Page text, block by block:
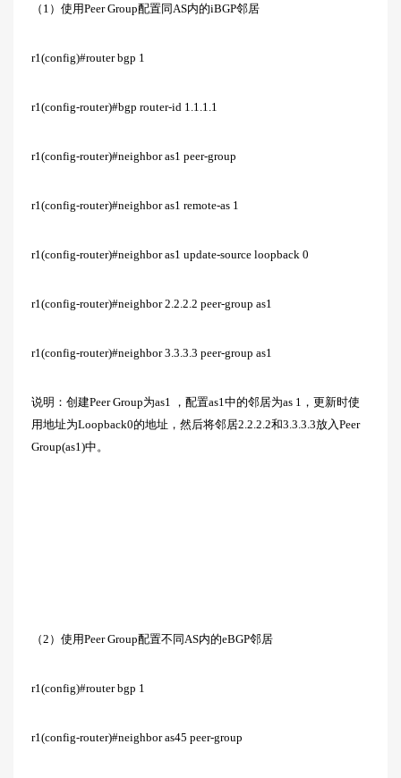
（1）使用Peer Group配置同AS内的iBGP邻居
r1(config)#router bgp 1
r1(config-router)#bgp router-id 1.1.1.1
r1(config-router)#neighbor as1 peer-group
r1(config-router)#neighbor as1 remote-as 1
r1(config-router)#neighbor as1 update-source loopback 0
r1(config-router)#neighbor 2.2.2.2 peer-group as1
r1(config-router)#neighbor 3.3.3.3 peer-group as1
说明：创建Peer Group为as1 ，配置as1中的邻居为as 1，更新时使
用地址为Loopback0的地址，然后将邻居2.2.2.2和3.3.3.3放入Peer
Group(as1)中。
（2）使用Peer Group配置不同AS内的eBGP邻居
r1(config)#router bgp 1
r1(config-router)#neighbor as45 peer-group